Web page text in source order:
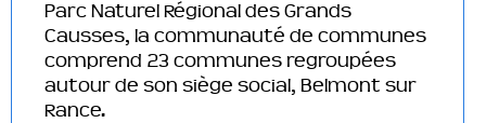
Parc Naturel Régional des Grands
Causses, la communauté de communes
comprend 23 communes regroupées
autour de son siège social, Belmont sur
Rance.